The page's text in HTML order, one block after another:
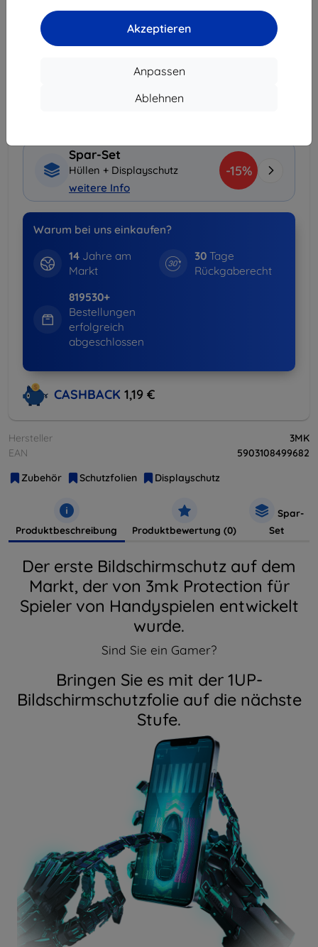
Akzeptieren
Anpassen
Ablehnen
Massenrabatt
2Stck.
10,71 €/Stck.
Lieferung 11. August - 12. August
Spar-Set
Hüllen + Displayschutz
weitere Info
-15%
Warum bei uns einkaufen?
14Jahre am
Markt
30 Tage
Rückgaberecht
819530+
Bestellungen
erfolgreich
abgeschlossen
CASHBACK 1,19 €
Hersteller
3MK
EAN
5903108499682
Zubehör
Schutzfolien Displayschutz
Produktbeschreibung Produktbewertung (0)
Spar-
Set
Der erste Bildschirmschutz auf dem
Markt, der von 3mk Protection für
Spieler von Handyspielen entwickelt
wurde.
Sind Sie ein Gamer?
Bringen Sie es mit der 1UP-
Bildschirmschutzfolie auf die nächste
Stufe.